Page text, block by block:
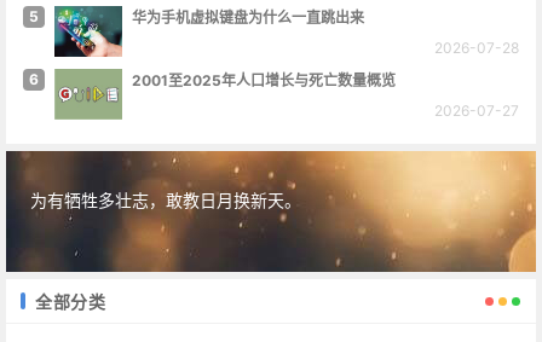
5
华为手机虚拟键盘为什么一直跳出来
2026-07-28
6
2001至2025年人口增长与死亡数量概览
2026-07-27
为有牺牲多壮志，敢教日月换新天。
全部分类